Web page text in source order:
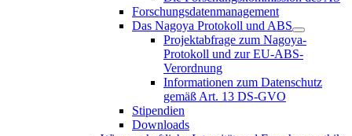
Forschungsdatenmanagement
Das Nagoya Protokoll und ABS
Projektabfrage zum Nagoya-
Protokoll und zur EU-ABS-
Verordnung
Informationen zum Datenschutz
gemäß Art. 13 DS-GVO
Stipendien
Downloads